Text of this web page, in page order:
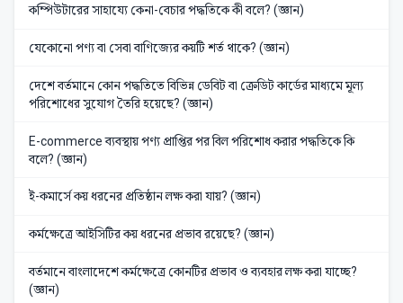
কম্পিউটারের সাহায্যে কেনা-বেচার পদ্ধতিকে কী বলে? (জ্ঞান)
যেকোনো পণ্য বা সেবা বাণিজ্যের কয়টি শর্ত থাকে? (জ্ঞান)
দেশে বর্তমানে কোন পদ্ধতিতে বিভিন্ন ডেবিট বা ক্রেডিট কার্ডের মাধ্যমে মূল্য
পরিশোধের সুযোগ তৈরি হয়েছে? (জ্ঞান)
E-commerce ব্যবস্থায় পণ্য প্রাপ্তির পর বিল পরিশোধ করার পদ্ধতিকে কি
বলে? (জ্ঞান)
ই-কমার্সে কয় ধরনের প্রতিষ্ঠান লক্ষ করা যায়? (জ্ঞান)
কর্মক্ষেত্রে আইসিটির কয় ধরনের প্রভাব রয়েছে? (জ্ঞান)
বর্তমানে বাংলাদেশে কর্মক্ষেত্রে কোনটির প্রভাব ও ব্যবহার লক্ষ করা যাচ্ছে?
(জ্ঞান)